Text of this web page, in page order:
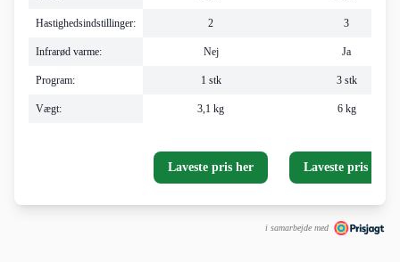
Hastighedsindstillinger:
Infrarød varme:
Program:
Vægt:
2
Nej
1 stk
3,1 kg
Laveste pris her
3
Ja
3 stk
6 kg
Laveste pris her
i samarbejde med